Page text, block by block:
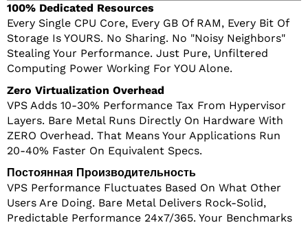
100% Dedicated Resources
Every Single CPU Core, Every GB Of RAM, Every Bit Of
Storage Is YOURS. No Sharing. No "noisy Neighbors"
Stealing Your Performance. Just Pure, Unfiltered
Computing Power Working For YOU Alone.
Zero Virtualization Overhead
VPS Adds 10-30% Performance Tax From Hypervisor
Layers. Bare Metal Runs Directly On Hardware With
ZERO Overhead. That Means Your Applications Run
20-40% Faster On Equivalent Specs.
Постоянная Производительность
VPS Performance Fluctuates Based On What Other
Users Are Doing. Bare Metal Delivers Rock-Solid,
Predictable Performance 24x7/365. Your Benchmarks